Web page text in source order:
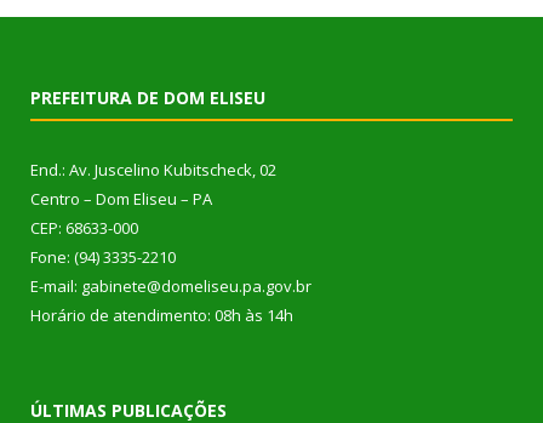
PREFEITURA DE DOM ELISEU
End.: Av. Juscelino Kubitscheck, 02
Centro – Dom Eliseu – PA
CEP: 68633-000
Fone: (94) 3335-2210
E-mail: gabinete@domeliseu.pa.gov.br
Horário de atendimento: 08h às 14h
ÚLTIMAS PUBLICAÇÕES